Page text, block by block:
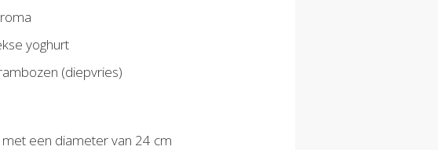
yoghurt
(diepvries)
een diameter van 24 cm